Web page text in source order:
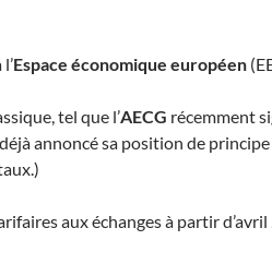
Espace économique européen
tel que l’AECG récemment
annoncé sa position de
aux échanges à partir